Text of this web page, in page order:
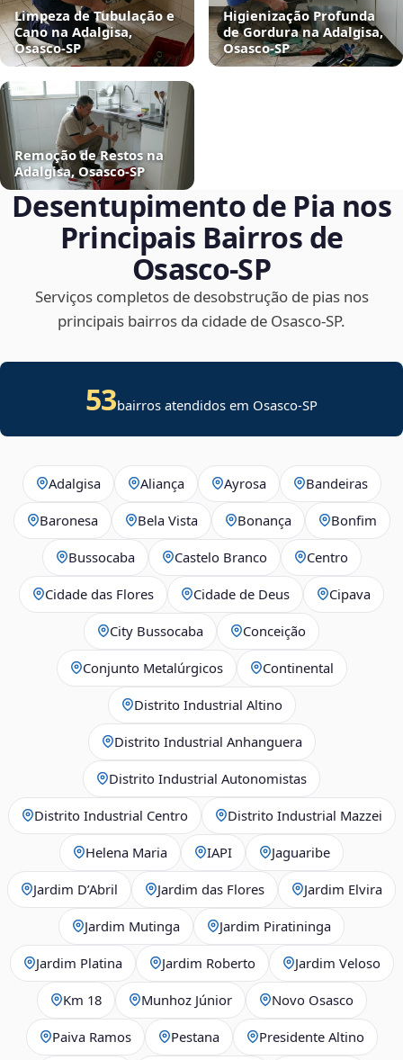
Limpeza de Tubulação e
Cano na Adalgisa,
Osasco‑SP
Higienização Profunda
de Gordura na Adalgisa,
Osasco‑SP
Remoção de Restos na
Adalgisa, Osasco‑SP
Desentupimento de Pia nos
Principais Bairros de
Osasco‑SP
Serviços completos de desobstrução de pias nos
principais bairros da cidade de Osasco‑SP.
53bairros atendidos em Osasco-SP
Adalgisa Aliança Ayrosa Bandeiras
Baronesa Bela Vista Bonança Bonfim
Bussocaba Castelo Branco Centro
Cidade das Flores Cidade de Deus Cipava
City Bussocaba Conceição
Conjunto Metalúrgicos Continental
Distrito Industrial Altino
Distrito Industrial Anhanguera
Distrito Industrial Autonomistas
Distrito Industrial Centro Distrito Industrial Mazzei
Helena Maria IAPI Jaguaribe
Jardim D’Abril Jardim das Flores Jardim Elvira
Jardim Mutinga Jardim Piratininga
Jardim Platina Jardim Roberto Jardim Veloso
Km 18 Munhoz Júnior Novo Osasco
Paiva Ramos Pestana Presidente Altino